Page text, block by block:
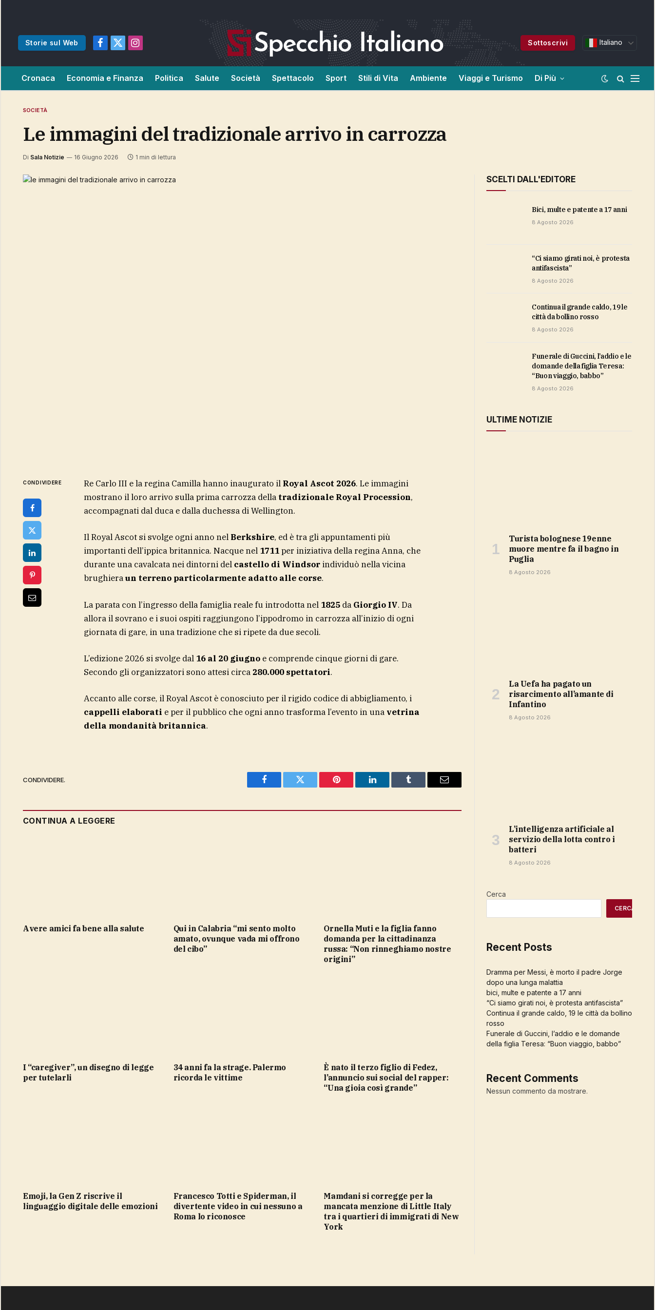
Storie sul Web
Facebook
X
Instagram
Sottoscrivi Italiano
Cronaca Economia e Finanza Politica Salute Società Spettacolo Sport Stili di Vita Ambiente Viaggi e Turismo Di Più
SOCIETÀ
le immagini del tradizionale arrivo in carrozza
Di Sala Notizie 16 Giugno 2026 1 min di lettura
CONDIVIDERE Re Carlo III e la regina Camilla hanno inaugurato il Royal Ascot 2026. Le immagini
mostrano il loro arrivo sulla prima carrozza della tradizionale Royal Procession,
accompagnati dal duca e dalla duchessa di Wellington.
Il Royal Ascot si svolge ogni anno nel Berkshire, ed è tra gli appuntamenti più
importanti dell’ippica britannica. Nacque nel 1711per iniziativa della regina Anna, che
durante una cavalcata nei dintorni del castello di Windsorindividuò nella vicina
brughieraun terreno particolarmente adatto alle corse.
La parata con l’ingresso della famiglia reale fu introdotta nel 1825 da Giorgio IV. Da
allora il sovrano e i suoi ospiti raggiungono l’ippodromo in carrozza all’inizio di ogni
giornata di gare, in una tradizione che si ripete da due secoli.
L’edizione 2026 si svolge dal 16 al 20 giugno e comprende cinque giorni di gare.
Secondo gli organizzatori sono attesi circa 280.000 spettatori.
Accanto alle corse, il Royal Ascot è conosciuto per il rigido codice di abbigliamento, i
cappelli elaborati e per il pubblico che ogni anno trasforma l’evento in una vetrina
della mondanità britannica.
CONDIVIDERE.
Facebook Twitter Pinterest LinkedIn Tumblr Email
CONTINUA A LEGGERE
Avere amici fa bene alla salute
qui in Calabria “mi sento molto
amato, ovunque vada mi offrono
del cibo”
Ornella Muti e la figlia fanno
domanda per la cittadinanza
russa: “Non rinneghiamo nostre
origini”
I “caregiver”, un disegno di legge
per tutelarli
34 anni fa la strage. Palermo
ricorda le vittime
È nato il terzo figlio di Fedez,
l’annuncio sui social del rapper:
“Una gioia così grande”
Emoji, la Gen Z riscrive il
linguaggio digitale delle emozioni
Francesco Totti e Spiderman, il
divertente video in cui nessuno a
Roma lo riconosce
Mamdani si corregge per la
mancata menzione di Little Italy
tra i quartieri di immigrati di New
York
SCELTI DALL'EDITORE
bici, multe e patente a 17 anni
8 Agosto 2026
“Ci siamo girati noi, è protesta
antifascista”
8 Agosto 2026
Continua il grande caldo, 19 le
città da bollino rosso
8 Agosto 2026
Funerale di Guccini, l’addio e le
domande della figlia Teresa:
“Buon viaggio, babbo”
8 Agosto 2026
ULTIME NOTIZIE
Turista bolognese 19enne
muore mentre fa il bagno in
Puglia
8 Agosto 2026
la Uefa ha pagato un
risarcimento all’amante di
Infantino
8 Agosto 2026
L’intelligenza artificiale al
servizio della lotta contro i
batteri
8 Agosto 2026
Cerca
CERCA
Recent Posts
Dramma per Messi, è morto il padre Jorge
dopo una lunga malattia
bici, multe e patente a 17 anni
“Ci siamo girati noi, è protesta antifascista”
Continua il grande caldo, 19 le città da bollino
rosso
Funerale di Guccini, l’addio e le domande
della figlia Teresa: “Buon viaggio, babbo”
Recent Comments
Nessun commento da mostrare.